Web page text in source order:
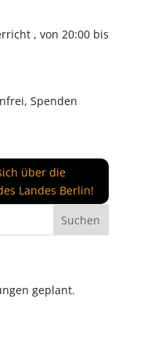
, von 20:00 bis
Spenden
über die
Landes Berlin!
geplant.